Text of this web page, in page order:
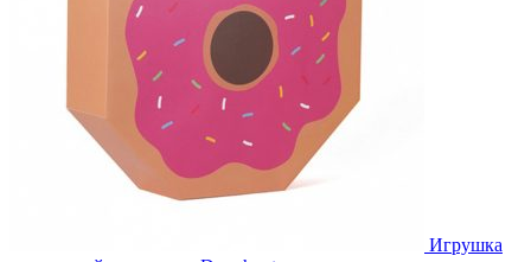
Игрушка